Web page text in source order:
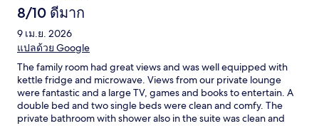
8/10 ดีมาก
9 เม.ย. 2026
แปลด้วย Google
The family room had great views and was well equipped with
kettle fridge and microwave. Views from our private lounge
were fantastic and a large TV, games and books to entertain. A
double bed and two single beds were clean and comfy. The
private bathroom with shower also in the suite was clean and